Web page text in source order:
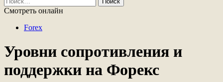
Смотреть онлайн
Forex
Уровни сопротивления и
поддержки на Форекс